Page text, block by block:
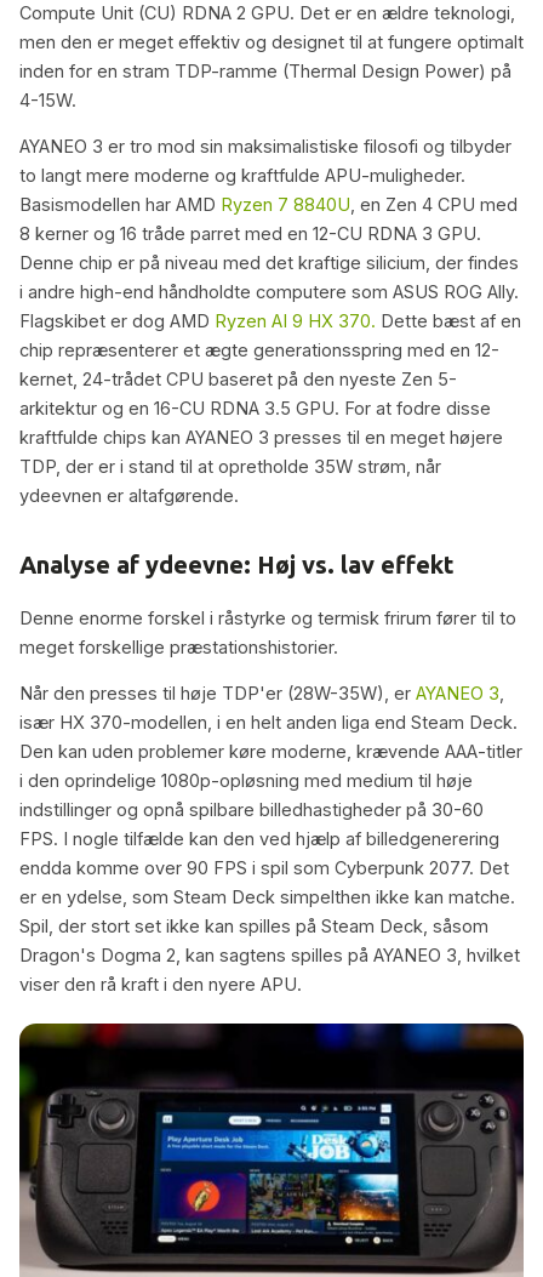
Compute Unit (CU) RDNA 2 GPU. Det er en ældre teknologi,
men den er meget effektiv og designet til at fungere optimalt
inden for en stram TDP-ramme (Thermal Design Power) på
4-15W.
AYANEO 3 er tro mod sin maksimalistiske filosofi og tilbyder
to langt mere moderne og kraftfulde APU-muligheder.
Basismodellen har AMD Ryzen 7 8840U , en Zen 4 CPU med
8 kerner og 16 tråde parret med en 12-CU RDNA 3 GPU.
Denne chip er på niveau med det kraftige silicium, der findes
i andre high-end håndholdte computere som ASUS ROG Ally.
Flagskibet er dog AMD Ryzen AI 9 HX 370. Dette bæst af en
chip repræsenterer et ægte generationsspring med en 12-
kernet, 24-trådet CPU baseret på den nyeste Zen 5-
arkitektur og en 16-CU RDNA 3.5 GPU. For at fodre disse
kraftfulde chips kan AYANEO 3 presses til en meget højere
TDP, der er i stand til at opretholde 35W strøm, når
ydeevnen er altafgørende.
Analyse af ydeevne: Høj vs. lav effekt
Denne enorme forskel i råstyrke og termisk frirum fører til to
meget forskellige præstationshistorier.
Når den presses til høje TDP'er (28W-35W), er AYANEO 3
især HX 370-modellen, i en helt anden liga end Steam Deck.
Den kan uden problemer køre moderne, krævende AAA-titler
i den oprindelige 1080p-opløsning med medium til høje
indstillinger og opnå spilbare billedhastigheder på 30-60
FPS. I nogle tilfælde kan den ved hjælp af billedgenerering
endda komme over 90 FPS i spil som Cyberpunk 2077. Det
er en ydelse, som Steam Deck simpelthen ikke kan matche.
Spil, der stort set ikke kan spilles på Steam Deck, såsom
Dragon's Dogma 2, kan sagtens spilles på AYANEO 3, hvilket
viser den rå kraft i den nyere APU.